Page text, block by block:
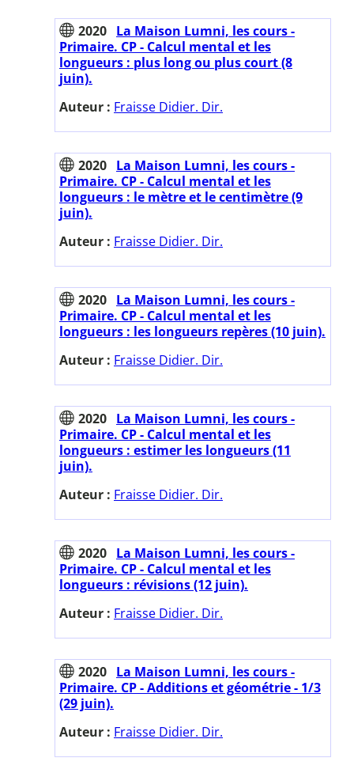
2020 La Maison Lumni, les cours -
Primaire. CP - Calcul mental et les
longueurs : plus long ou plus court (8
juin).
Auteur : Fraisse Didier. Dir.
2020 La Maison Lumni, les cours -
Primaire. CP - Calcul mental et les
longueurs : le mètre et le centimètre (9
juin).
Auteur : Fraisse Didier. Dir.
2020 La Maison Lumni, les cours -
Primaire. CP - Calcul mental et les
longueurs : les longueurs repères (10 juin).
Auteur : Fraisse Didier. Dir.
2020 La Maison Lumni, les cours -
Primaire. CP - Calcul mental et les
longueurs : estimer les longueurs (11
juin).
Auteur : Fraisse Didier. Dir.
2020 La Maison Lumni, les cours -
Primaire. CP - Calcul mental et les
longueurs : révisions (12 juin).
Auteur : Fraisse Didier. Dir.
2020 La Maison Lumni, les cours -
Primaire. CP - Additions et géométrie - 1/3
(29 juin).
Auteur : Fraisse Didier. Dir.